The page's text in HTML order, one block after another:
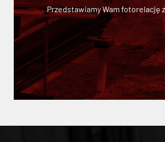
Przedstawiamy Wam fotorelację